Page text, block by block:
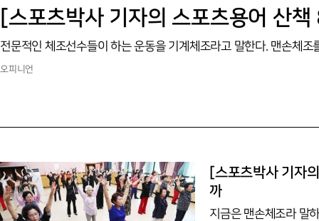
오피니언
[스포츠박사 기자
까
지금은 맨손체조라 말